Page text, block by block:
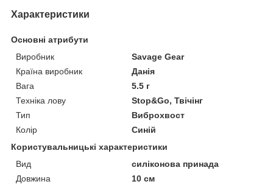
Характеристики
Основні атрибути
Виробник
Savage Gear
Країна виробник
Данія
Вага
5.5 г
Техніка лову
Stop&Go, Твічінг
Тип
Виброхвост
Колір
Синій
Користувальницькі характеристики
Вид
силіконова принада
Довжина
10 см